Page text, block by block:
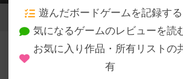
5 3
ログインするとクウィックスに関する掲示板の作成
出来るようになります。ルールの疑問やエラッタ情
し辛い曖昧な表記等について会員同士で自由にコミ
遊んだボードゲームを記録する
気になるゲームのレビューを読
お気に入り作品・所有リストの
有